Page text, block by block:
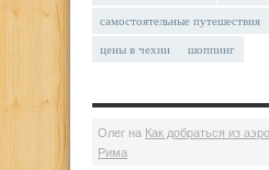
самостоятельные путешествия
цены в чехии шоппинг
Олег на Как добраться из
Рима